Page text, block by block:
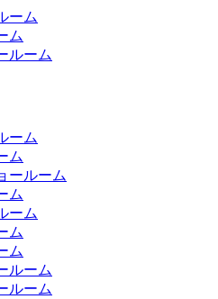
ーム
ム
ルーム
ーム
ム
ールーム
ム
ーム
ム
ム
ルーム
ルーム